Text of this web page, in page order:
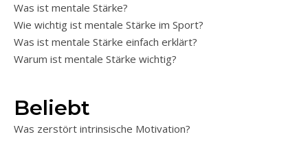
Was ist mentale Stärke?
Wie wichtig ist mentale Stärke im Sport?
Was ist mentale Stärke einfach erklärt?
Warum ist mentale Stärke wichtig?
Beliebt
Was zerstört intrinsische Motivation?